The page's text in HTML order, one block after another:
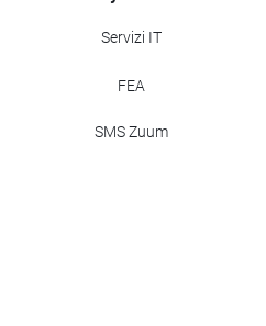
Servizi IT
FEA
SMS Zuum